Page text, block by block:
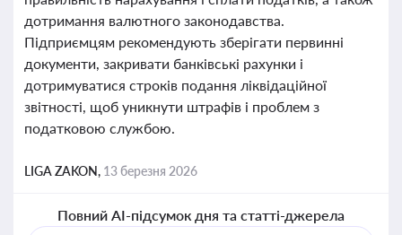
дотримання валютного законодавства.
Підприємцям рекомендують зберігати первинні
документи, закривати банківські рахунки і
дотримуватися строків подання ліквідаційної
звітності, щоб уникнути штрафів і проблем з
податковою службою.
LIGA ZAKON, 13 березня 2026
Повний AI-підсумок дня та статті-джерела